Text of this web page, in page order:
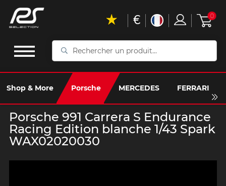
Rechercher
produit...
Shop & More Porsche MERCEDES FERRARI
€ 0
Porsche 991 Carrera S Endurance
Racing Edition blanche 1/43 Spark
WAX02020030